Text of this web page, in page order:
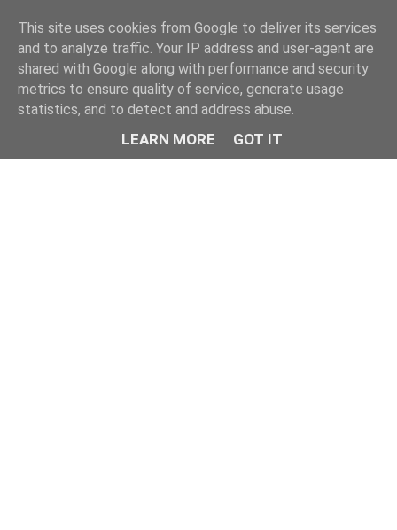
This site uses cookies from Google to deliver its services
and to analyze traffic. Your IP address and user-agent are
shared with Google along with performance and security
metrics to ensure quality of service, generate usage
statistics, and to detect and address abuse.
LEARN MORE GOT IT